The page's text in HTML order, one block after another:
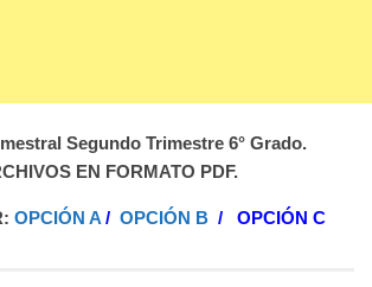
Segundo Trimestre 6° Grado.
EN FORMATO PDF.
OPCIÓN A / OPCIÓN B / OPCIÓN C